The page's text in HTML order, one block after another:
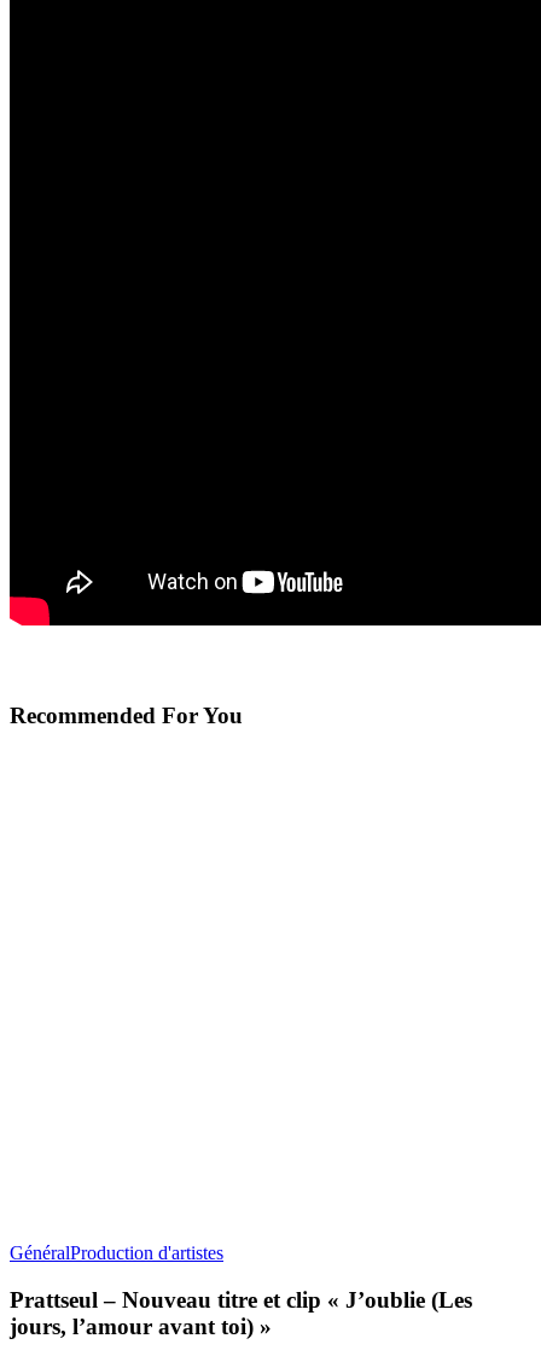
Recommended For You
GénéralProduction d'artistesPrattseul
Nouveau
titre
et
Prattseul – Nouveau titre et clip « J’oublie (Les
jours, l’amour avant toi) »